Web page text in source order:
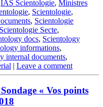
IAS Scientologie, Ministres
, Scientologie,
, Scientologie
Scientologie Secte,
docs, Scientology
informations,
internal documents,
| Leave a comment
« Vos points